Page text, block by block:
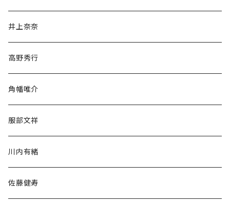
文学・小説・物語
随筆・ノンフィクション・その他
民族・風習
井上奈奈
高野秀行
角幡唯介
服部文祥
川内有緒
佐藤健寿